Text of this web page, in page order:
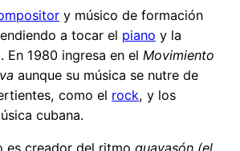
y músico de formación
a tocar el piano y la
. En 1980 ingresa en el Movimiento
aunque su música se nutre de
como el rock, y los
cubana.